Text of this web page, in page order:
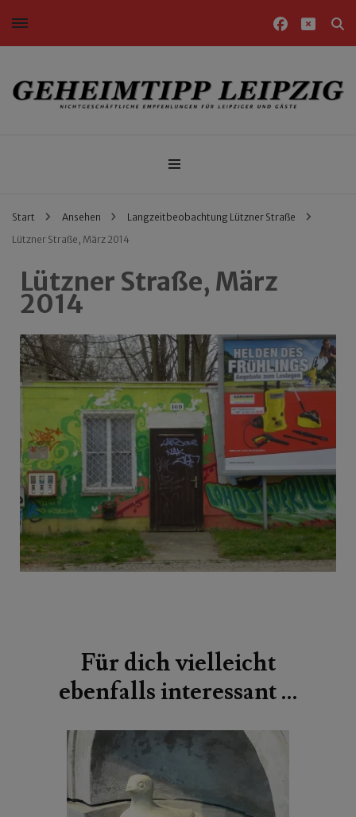
Nichtgeschäftliche Empfehlungen für Leipziger und Gäste
Start Ansehen
Langzeitbeobachtung Lützner Straße
Lützner Straße, März 2014
Lützner Straße, März
2014
Für dich vielleicht
ebenfalls interessant …